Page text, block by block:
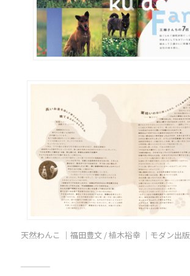
天然わんこ ｜福田豊文 / 植木裕幸 ｜モダン出版